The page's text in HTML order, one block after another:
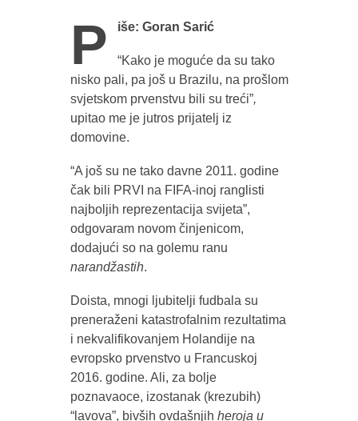
P iše: Goran Sarić
“Kako je moguće da su tako
nisko pali, pa još u Brazilu, na prošlom
svjetskom prvenstvu bili su treći”,
upitao me je jutros prijatelj iz
domovine.
“A još su ne tako davne 2011. godine
čak bili PRVI na FIFA-inoj ranglisti
najboljih reprezentacija svijeta”,
odgovaram novom činjenicom,
dodajući so na golemu ranu
narandžastih.
Doista, mnogi ljubitelji fudbala su
preneraženi katastrofalnim rezultatima
i nekvalifikovanjem Holandije na
evropsko prvenstvo u Francuskoj
2016. godine. Ali, za bolje
poznavaoce, izostanak (krezubih)
“lavova”, bivših ovdašnjih heroja u